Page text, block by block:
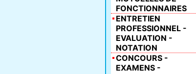
FONCTIONNAIRES
ENTRETIEN
PROFESSIONNEL -
EVALUATION -
NOTATION
CONCOURS -
EXAMENS -